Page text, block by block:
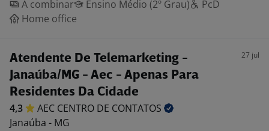
A combinar
Ensino Médio (2º Grau)
PcD
Home office
Atendente De Telemarketing -
Janaúba/MG - Aec - Apenas Para
Residentes Da Cidade
27 jul
4,3 AEC CENTRO DE CONTATOS
Janaúba - MG